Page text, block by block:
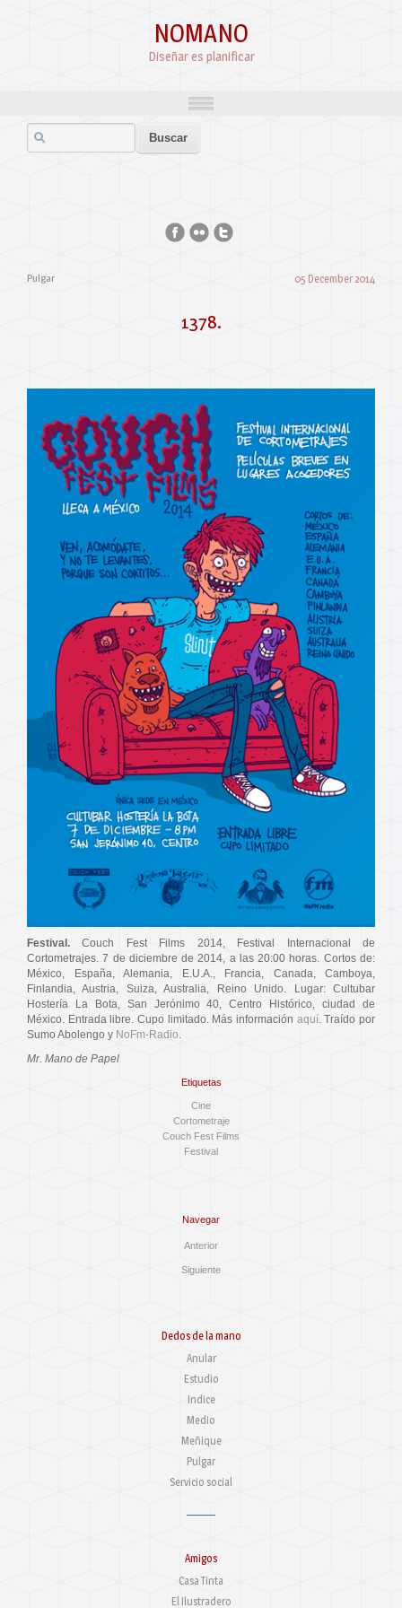
NOMANO
Diseñar es planificar
Pulgar 05 December 2014
1378.
Festival. Couch Fest Films 2014, Festival Internacional de
Cortometrajes. 7 de diciembre de 2014, a las 20:00 horas. Cortos de:
México, España, Alemania, E.U.A., Francia, Canada, Camboya,
Finlandia, Austria, Suiza, Australia, Reino Unido. Lugar: Cultubar
Hostería La Bota, San Jerónimo 40, Centro Histórico, ciudad de
México. Entrada libre. Cupo limitado. Más información aquí. Traído por
Sumo Abolengo y NoFm-Radio.
Mr. Mano de Papel
Etiquetas
Cine
Cortometraje
Couch Fest Films
Festival
Navegar
Anterior
Siguiente
Dedos de la mano
Anular
Estudio
Indice
Medio
Meñique
Pulgar
Servicio social
Amigos
Casa Tinta
El Ilustradero